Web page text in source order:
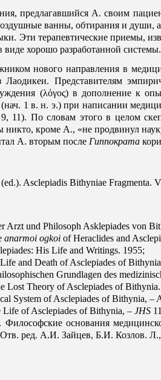
предлагавшийся А. своим
ванны, обтирания и души,
Эти терапевтиче­ские приемы,
хорошо разработанной системы.
нового направления в
Представителям
(λόγος) в дополнение к
1 в. н. э.) при написании
По словам этого в целом
кроме А., «не продвинул
А. вторым послеГиппократа
Asclepiadis Bithyniae Fragmenta.
Arzt und Philosoph Asklepiades von
anarmoi ogkoi of Heraclides and
His Life and Writings. 1955;
and Death of Asclepiades of
Grundlagen des
Lost Theory of Asclepiades of
System of Asclepiades of Bithynia,
Life of Asclepiades of Bithynia, –JHS
. Философские осно­вания
ред. А.И. Зайцев, Б.И. Козлов.